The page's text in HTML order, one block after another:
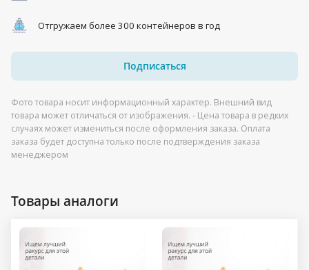
Отгружаем более 300 контейнеров в год
Подписаться
Фото товара носит информационный характер. Внешний вид
товара может отличаться от изображения. - Цена товара в редких
случаях может измениться после оформления заказа. Оплата
заказа будет доступна только после подтверждения заказа
менеджером
Товары аналоги